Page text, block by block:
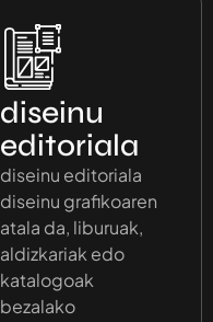
diseinu
editoriala
diseinu editoriala
diseinu grafikoaren
atala da, liburuak,
aldizkariak edo
katalogoak
bezalako